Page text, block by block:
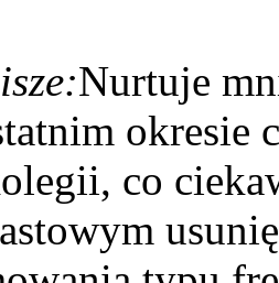
Nurtuje
okresie
co